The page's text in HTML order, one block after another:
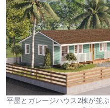
平屋とガレージハウス2棟が並